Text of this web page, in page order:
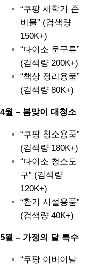
“쿠팡 새학기 준
비물” (검색량
150K+)
“다이소 문구류”
(검색량 200K+)
“책상 정리용품”
(검색량 80K+)
4월 – 봄맞이 대청소
“쿠팡 청소용품”
(검색량 180K+)
“다이소 청소도
구” (검색량
120K+)
“환기 시설용품”
(검색량 40K+)
5월 – 가정의 달 특수
“쿠팡 어버이날